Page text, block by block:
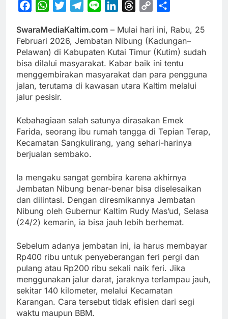
FacebookWhatsApp
TwitterTelegram
Line LinkedInThreads
Copy
SwaraMediaKaltim.com – Mulai hari ini, Rabu, 25
Februari 2026, Jembatan Nibung (Kadungan–
Pelawan) di Kabupaten Kutai Timur (Kutim) sudah
bisa dilalui masyarakat. Kabar baik ini tentu
menggembirakan masyarakat dan para pengguna
jalan, terutama di kawasan utara Kaltim melalui
jalur pesisir.
Kebahagiaan salah satunya dirasakan Emek
Farida, seorang ibu rumah tangga di Tepian Terap,
Kecamatan Sangkulirang, yang sehari-harinya
berjualan sembako.
Ia mengaku sangat gembira karena akhirnya
Jembatan Nibung benar-benar bisa diselesaikan
dan dilintasi. Dengan diresmikannya Jembatan
Nibung oleh Gubernur Kaltim Rudy Mas’ud, Selasa
(24/2) kemarin, ia bisa jauh lebih berhemat.
Sebelum adanya jembatan ini, ia harus membayar
Rp400 ribu untuk penyeberangan feri pergi dan
pulang atau Rp200 ribu sekali naik feri. Jika
menggunakan jalur darat, jaraknya terlampau jauh,
sekitar 140 kilometer, melalui Kecamatan
Karangan. Cara tersebut tidak efisien dari segi
waktu maupun BBM.